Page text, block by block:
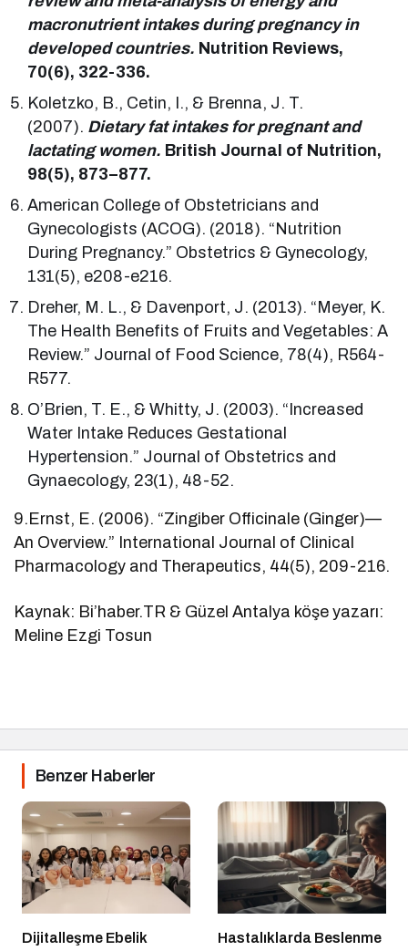
macronutrient intakes during pregnancy in
developed countries. Nutrition Reviews,
70(6), 322-336.
Koletzko, B., Cetin, I., & Brenna, J. T.
(2007). Dietary fat intakes for pregnant and
lactating women. British Journal of Nutrition,
98(5), 873–877.
American College of Obstetricians and
Gynecologists (ACOG). (2018). “Nutrition
During Pregnancy.” Obstetrics & Gynecology,
131(5), e208-e216.
Dreher, M. L., & Davenport, J. (2013). “Meyer, K.
The Health Benefits of Fruits and Vegetables: A
Review.” Journal of Food Science, 78(4), R564-
R577.
O’Brien, T. E., & Whitty, J. (2003). “Increased
Water Intake Reduces Gestational
Hypertension.” Journal of Obstetrics and
Gynaecology, 23(1), 48-52.
9.Ernst, E. (2006). “Zingiber Officinale (Ginger)—
An Overview.” International Journal of Clinical
Pharmacology and Therapeutics, 44(5), 209-216.
Kaynak: Bi’haber.TR & Güzel Antalya köşe yazarı:
Meline Ezgi Tosun
Benzer Haberler
Dijitalleşme Ebelik
Hastalıklarda Beslenme